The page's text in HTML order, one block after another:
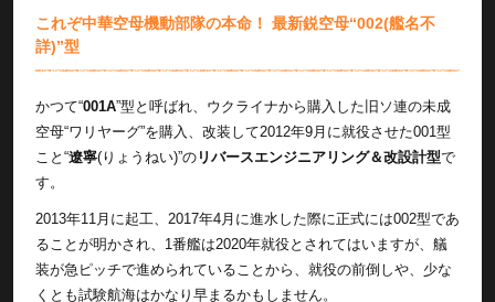
これぞ中華空母機動部隊の本命！ 最新鋭空母“002(艦名不
詳)”型
かつて“001A”型と呼ばれ、ウクライナから購入した旧ソ連の未成
空母“ワリヤーグ”を購入、改装して2012年9月に就役させた001型
こと“遼寧(りょうねい)”の リバースエンジニアリング＆改設計型で
す。
2013年11月に起工、2017年4月に進水した際に正式には002型であ
ることが明かされ、1番艦は2020年就役とされてはいますが、艤
装が急ピッチで進められていることから、就役の前倒しや、少な
くとも試験航海はかなり早まるかもしません。